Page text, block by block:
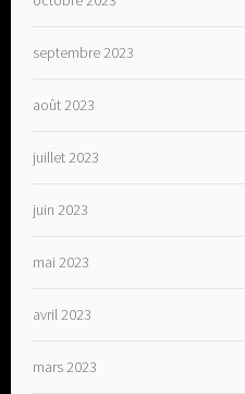
septembre 2023
août 2023
juillet 2023
juin 2023
mai 2023
avril 2023
mars 2023